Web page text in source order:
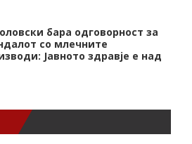
бара одговорност за
со млечните
Јавното здравје е над